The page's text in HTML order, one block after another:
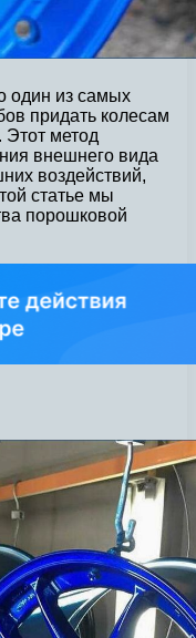
один из самых
придать колесам
метод
внешнего вида
воздействий,
статье мы
порошковой